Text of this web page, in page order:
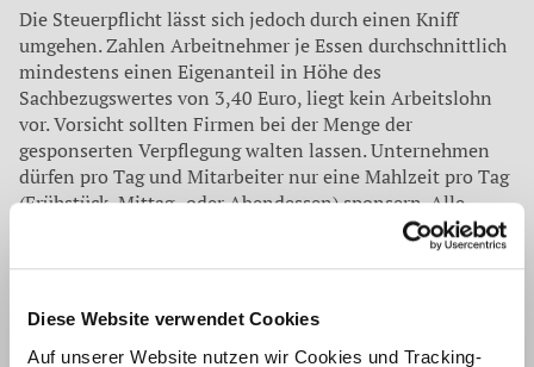
Diese Website verwendet Cookies
Auf unserer Website nutzen wir Cookies und Tracking-
Die Steuerpflicht lässt sich jedoch durch einen Kniff
umgehen. Zahlen Arbeitnehmer je Essen durchschnittlich
mindestens einen Eigenanteil in Höhe des
Sachbezugswertes von 3,40 Euro, liegt kein Arbeitslohn
vor. Vorsicht sollten Firmen bei der Menge der
gesponserten Verpflegung walten lassen. Unternehmen
dürfen pro Tag und Mitarbeiter nur eine Mahlzeit pro Tag
(Frühstück, Mittag- oder Abendessen) sponsern. Alle
weiteren Essen sind steuerpflichtig. Der maximale
steuerfreie Sachbezugswert pro Monat beträgt somit für
Firmen sich auf 15 Essensmarken pro Monat und
Arbeitnehmer beschränken. Geben Arbeitgeber für
Mitarbeiter mehr Gutscheine aus, greift die gesetzliche